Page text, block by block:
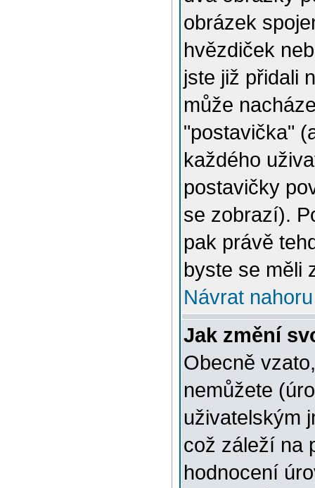
obrázek
hvězdiček
jste již přidali
může
"postavička"
každého
postavičky
se zobrazí).
pak právě
byste se měli
Návrat nahoru
Jak změní
Obecně
nemůžete
uživatelským
což záleží na
hodnocení